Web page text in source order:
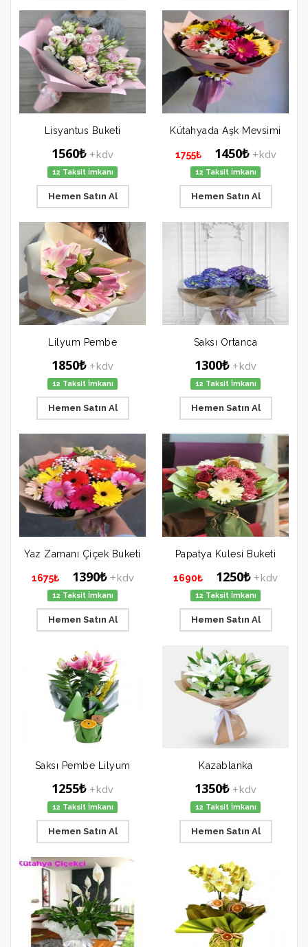
Lisyantus Buketi
1560₺ +kdv
12 Taksit İmkanı
Hemen Satın Al
Kütahyada Aşk Mevsimi
1755₺ 1450₺ +kdv
12 Taksit İmkanı
Hemen Satın Al
Lilyum Pembe
1850₺ +kdv
12 Taksit İmkanı
Hemen Satın Al
Saksı Ortanca
1300₺ +kdv
12 Taksit İmkanı
Hemen Satın Al
Yaz Zamanı Çiçek Buketi
1675₺ 1390₺ +kdv
12 Taksit İmkanı
Hemen Satın Al
Papatya Kulesi Buketi
1690₺ 1250₺ +kdv
12 Taksit İmkanı
Hemen Satın Al
Saksı Pembe Lilyum
1255₺ +kdv
12 Taksit İmkanı
Hemen Satın Al
Kazablanka
1350₺ +kdv
12 Taksit İmkanı
Hemen Satın Al